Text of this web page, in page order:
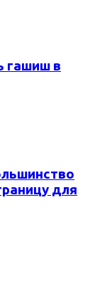
гашиш в
для